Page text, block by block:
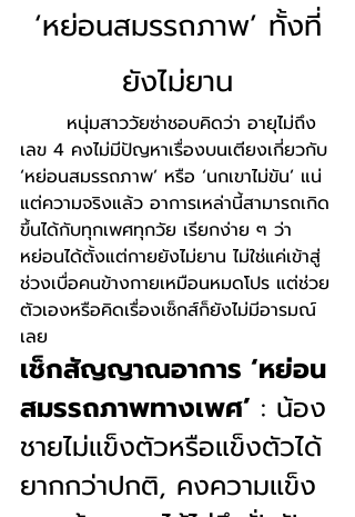
‘หย่อนสมรรถภาพ’ ทั้งที่
ยังไม่ยาน
หนุ่มสาววัยซ่าชอบคิดว่า อายุไม่ถึง
เลข 4 คงไม่มีปัญหาเรื่องบนเตียงเกี่ยวกับ
‘หย่อนสมรรถภาพ’ หรือ ‘นกเขาไม่ขัน’ แน่
แต่ความจริงแล้ว อาการเหล่านี้สามารถเกิด
ขึ้นได้กับทุกเพศทุกวัย เรียกง่าย ๆ ว่า
หย่อนได้ตั้งแต่กายยังไม่ยาน ไม่ใช่แค่เข้าสู่
ช่วงเบื่อคนข้างกายเหมือนหมดโปร แต่ช่วย
ตัวเองหรือคิดเรื่องเซ็กส์ก็ยังไม่มีอารมณ์
เลย
เช็กสัญญาณอาการ ‘หย่อน
สมรรถภาพทางเพศ’ : น้อง
ชายไม่แข็งตัวหรือแข็งตัวได้
ยากกว่าปกติ, คงความแข็ง